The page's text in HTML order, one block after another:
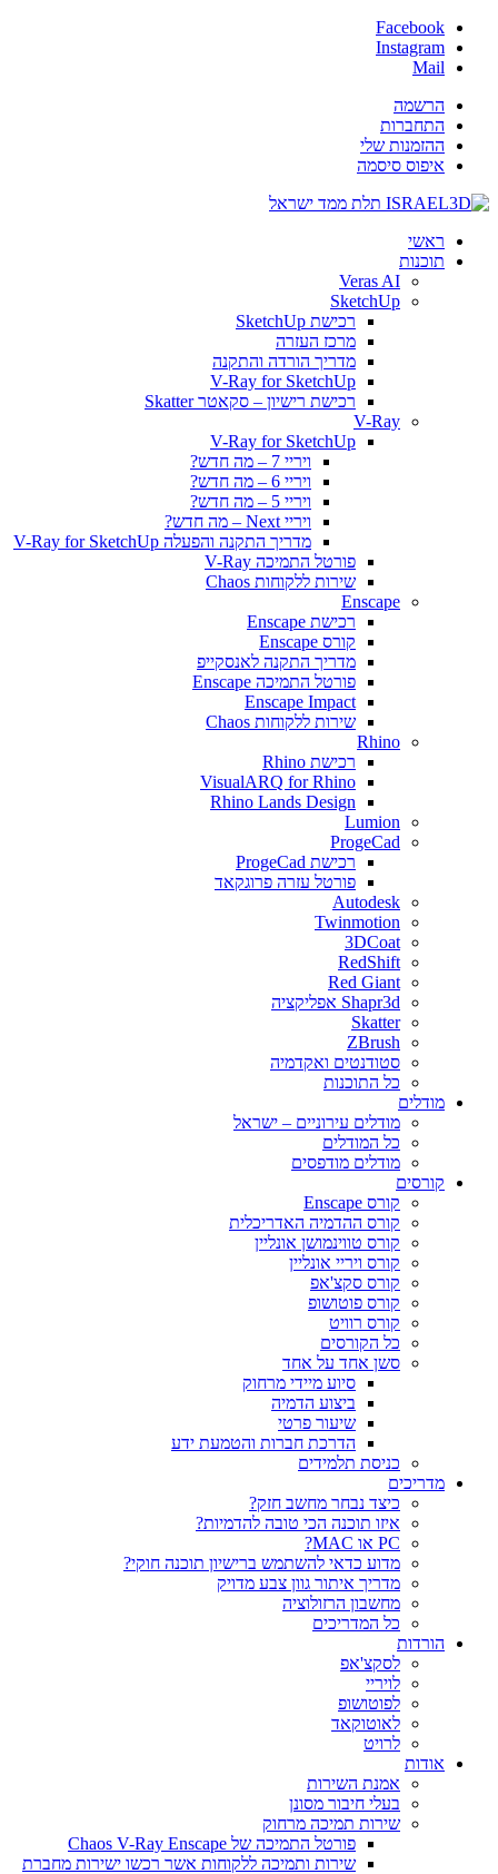
Facebook
Instagram
Mail
הרשמה
התחברות
ההזמנות שלי
איפוס סיסמה
ראשי
תוכנות
Veras AI
SketchUp
רכישת SketchUp
מרכז העזרה
מדריך הורדה והתקנה
V-Ray for SketchUp
רכישת רישיון – סקאטר Skatter
V-Ray
V-Ray for SketchUp
ויריי 7 – מה חדש?
ויריי 6 – מה חדש?
ויריי 5 – מה חדש?
ויריי Next – מה חדש?
מדריך התקנה והפעלה V-Ray for SketchUp
פורטל התמיכה V-Ray
שירות ללקוחות Chaos
Enscape
רכישת Enscape
קורס Enscape
מדריך התקנה לאנסקייפ
פורטל התמיכה Enscape
Enscape Impact
שירות ללקוחות Chaos
Rhino
רכישת Rhino
VisualARQ for Rhino
Rhino Lands Design
Lumion
ProgeCad
רכישת ProgeCad
פורטל עזרה פרוגקאד
Autodesk
Twinmotion
3DCoat
RedShift
Red Giant
Shapr3d אפליקציה
Skatter
ZBrush
סטודנטים ואקדמיה
כל התוכנות
מודלים
מודלים עירוניים – ישראל
כל המודלים
מודלים מודפסים
קורסים
קורס Enscape
קורס ההדמיה האדריכלית
קורס טווינמושן אונליין
קורס ויריי אונליין
קורס סקצ'אפ
קורס פוטושופ
קורס רוויט
כל הקורסים
סשן אחד על אחד
סיוע מיידי מרחוק
ביצוע הדמיה
שיעור פרטי
הדרכת חברות והטמעת ידע
כניסת תלמידים
מדריכים
כיצד נבחר מחשב חזק?
איזו תוכנה הכי טובה להדמיות?‎‎
PC או MAC?
מדוע כדאי להשתמש ברישיון תוכנה חוקי?
מדריך איתור גוון צבע מדויק
מחשבון הרזולוציה
כל המדריכים
הורדות
לסקצ'אפ
לויריי
לפוטושופ
לאוטוקאד
לרויט
אודות
אמנת השירות
בעלי חיבור מסונן
שירות תמיכה מרחוק
פורטל התמיכה של Chaos V-Ray Enscape
שירות ותמיכה ללקוחות אשר רכשו ישירות מחברת